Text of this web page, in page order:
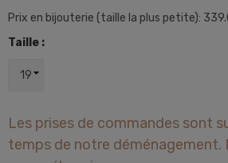
Prix en bijouterie (taille la plus petite):
Taille :
Les prises de commandes sont
temps de notre déménagement.